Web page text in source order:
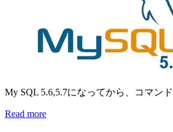
My SQL 5.6,5.7になってから、コマン
Read more